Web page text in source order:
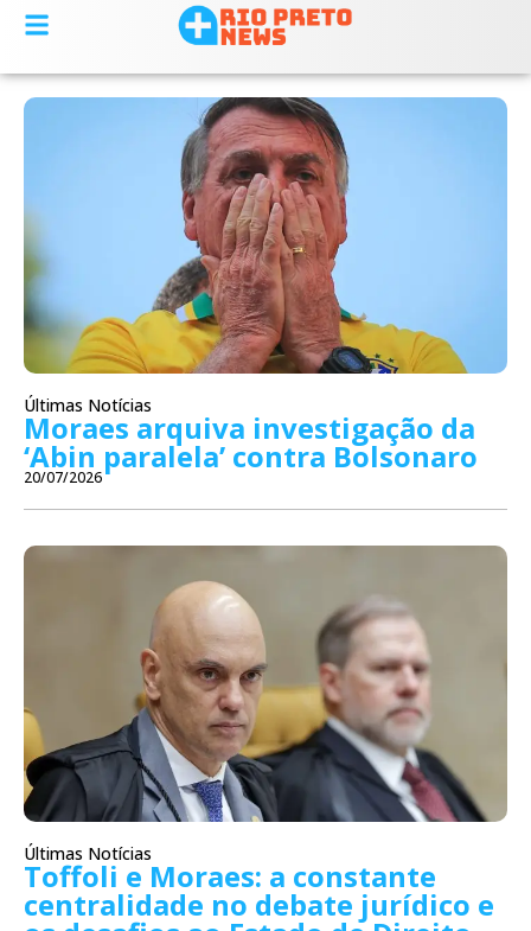
Últimas Notícias
Moraes arquiva investigação da
‘Abin paralela’ contra Bolsonaro
20/07/2026
Últimas Notícias
Toffoli e Moraes: a constante
centralidade no debate jurídico e